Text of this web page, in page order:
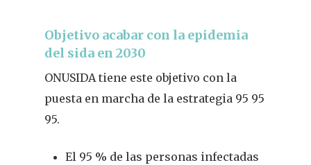
Objetivo acabar con la epidemia
del sida en 2030
ONUSIDA tiene este objetivo con la
puesta en marcha de la estrategia 95 95
95.
El 95 % de las personas infectadas
Cuídate
Actualidad
¿Sabías